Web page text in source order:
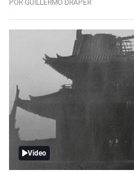
POR GUILLERMO DRAPER
Video